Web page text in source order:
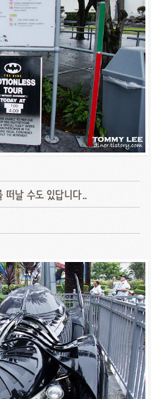
떠날 수도 있답니다..